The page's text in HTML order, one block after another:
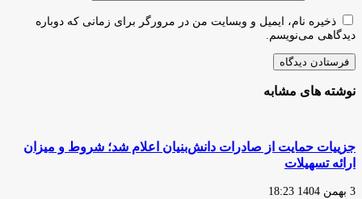
ذخیره نام، ایمیل و وبسایت من در مرورگر برای زمانی که دوباره
دیدگاهی می‌نویسم.
نوشته های مشابه
جزییات حمایت از صادرات دانش‌بنیان اعلام شد؛ شروط و میزان
ارائه تسهیلات
3 بهمن 1404 18:23